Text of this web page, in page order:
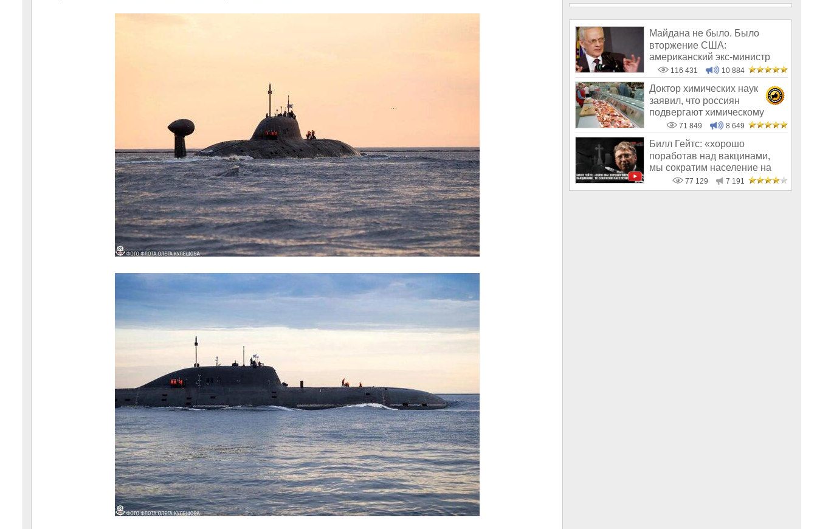
Майдана не было. Было
вторжение США:
американский экс-министр
написал открытое пись
116 431 10 884
Доктор химических наук
заявил, что россиян
подвергают химическому
геноциду71 849 8 649
Билл Гейтс: «хорошо
поработав над вакцинами,
мы сократим население на
10-15%»77 129 7 191